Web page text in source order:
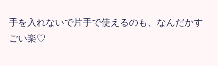
手を入れないで片手で使えるのも、なんだかす
ごい楽♡